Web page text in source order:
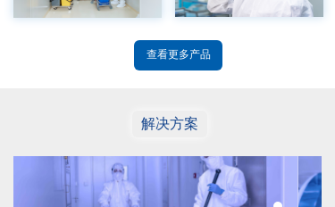
查看更多产品
解决方案
防